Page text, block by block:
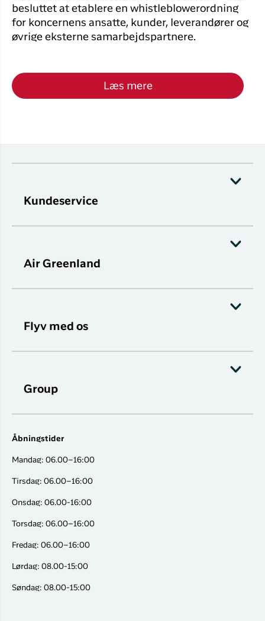
besluttet at etablere en whistleblowerordning
for koncernens ansatte, kunder, leverandører og
øvrige eksterne samarbejdspartnere.
Læs mere
Kundeservice
Air Greenland
Flyv med os
Group
Åbningstider
Mandag: 06.00–16:00
Tirsdag: 06.00–16:00
Onsdag: 06.00-16:00
Torsdag: 06.00–16:00
Fredag: 06.00–16:00
Lørdag: 08.00-15:00
Søndag: 08.00-15:00